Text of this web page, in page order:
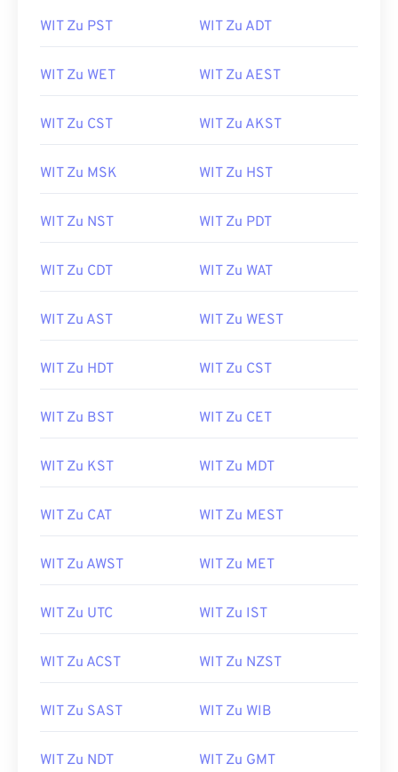
WIT Zu PST WIT Zu ADT
WIT Zu WET WIT Zu AEST
WIT Zu CST WIT Zu AKST
WIT Zu MSK WIT Zu HST
WIT Zu NST WIT Zu PDT
WIT Zu CDT WIT Zu WAT
WIT Zu AST WIT Zu WEST
WIT Zu HDT WIT Zu CST
WIT Zu BST WIT Zu CET
WIT Zu KST WIT Zu MDT
WIT Zu CAT WIT Zu MEST
WIT Zu AWST WIT Zu MET
WIT Zu UTC WIT Zu IST
WIT Zu ACST WIT Zu NZST
WIT Zu SAST WIT Zu WIB
WIT Zu NDT WIT Zu GMT